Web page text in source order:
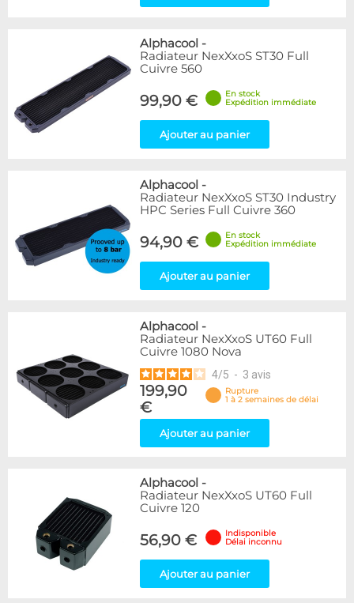
Alphacool -
Radiateur NexXxoS ST30 Full
Cuivre 560
99,90 €
En stock
Expédition immédiate
Ajouter au panier
Alphacool -
Radiateur NexXxoS ST30 Industry
HPC Series Full Cuivre 360
94,90 €
En stock
Expédition immédiate
Ajouter au panier
Alphacool -
Radiateur NexXxoS UT60 Full
Cuivre 1080 Nova
4/5 - 3 avis
199,90
€
Rupture
1 à 2 semaines de délai
Ajouter au panier
Alphacool -
Radiateur NexXxoS UT60 Full
Cuivre 120
56,90 €
Indisponible
Délai inconnu
Ajouter au panier